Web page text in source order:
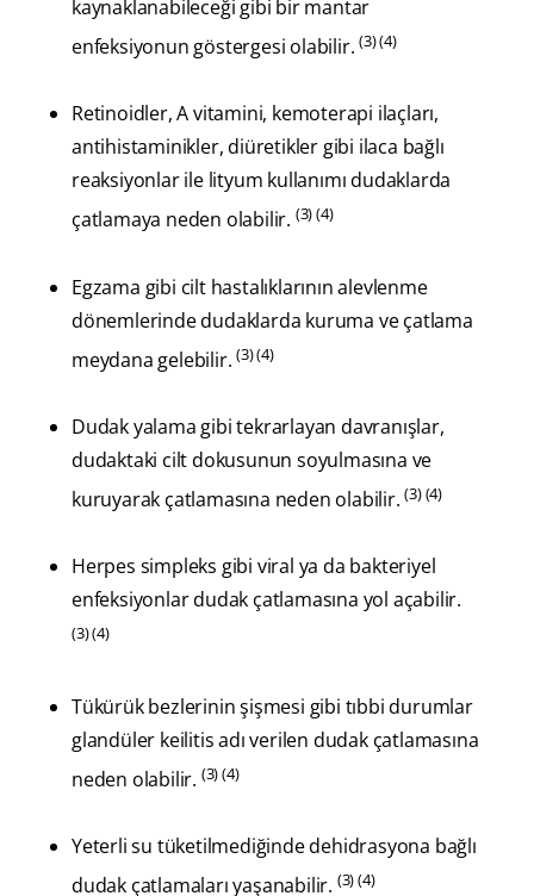
kaynaklanabileceği gibi bir mantar
enfeksiyonun göstergesi olabilir.(3) (4)
Retinoidler, A vitamini, kemoterapi ilaçları,
antihistaminikler, diüretikler gibi ilaca bağlı
reaksiyonlar ile lityum kullanımı dudaklarda
çatlamaya neden olabilir. (3) (4)
Egzama gibi cilt hastalıklarının alevlenme
dönemlerinde dudaklarda kuruma ve çatlama
meydana gelebilir.(3) (4)
Dudak yalama gibi tekrarlayan davranışlar,
dudaktaki cilt dokusunun soyulmasına ve
kuruyarak çatlamasına neden olabilir.(3) (4)
Herpes simpleks gibi viral ya da bakteriyel
enfeksiyonlar dudak çatlamasına yol açabilir.
(3) (4)
Tükürük bezlerinin şişmesi gibi tıbbi durumlar
glandüler keilitis adı verilen dudak çatlamasına
neden olabilir. (3) (4)
Yeterli su tüketilmediğinde dehidrasyona bağlı
dudak çatlamaları yaşanabilir. (3) (4)